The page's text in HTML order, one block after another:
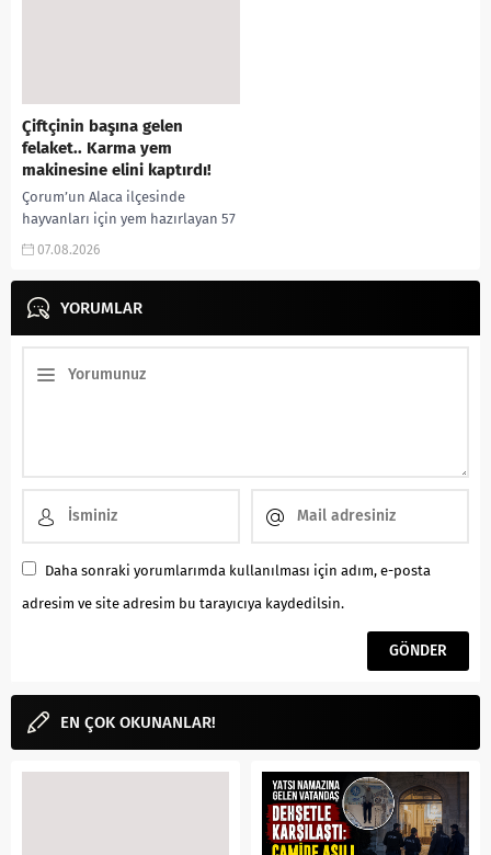
Çiftçinin başına gelen
felaket.. Karma yem
makinesine elini kaptırdı!
Çorum’un Alaca ilçesinde
hayvanları için yem hazırlayan 57
yaşındaki çiftçi, elini yem karma
ağır yaralandı. Olay, Alaca...
07.08.2026
YORUMLAR
Daha sonraki yorumlarımda kullanılması için adım, e-posta
adresim ve site adresim bu tarayıcıya kaydedilsin.
EN ÇOK OKUNANLAR!